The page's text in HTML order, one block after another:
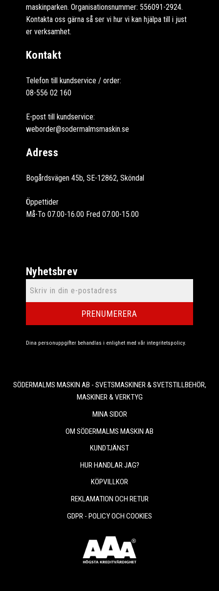
maskinparken. Organisationsnummer: 556091-2924.
Kontakta oss gärna så ser vi hur vi kan hjälpa till i just
er verksamhet.
Kontakt
Telefon till kundservice / order:
08-556 02 160
E-post till kundservice:
weborder@sodermalmsmaskin.se
Adress
Bogårdsvägen 45b, SE-12862, Sköndal
Öppettider
Må-To 07.00-16.00 Fred 07.00-15.00
Nyhetsbrev
PRENUMERERA
Dina personuppgifter behandlas i enlighet med vår integritetspolicy.
SÖDERMALMS MASKIN AB - SVETSMASKINER & SVETSTILLBEHÖR,
MASKINER & VERKTYG
MINA SIDOR
OM SÖDERMALMS MASKIN AB
KUNDTJÄNST
HUR HANDLAR JAG?
KÖPVILLKOR
REKLAMATION OCH RETUR
GDPR - POLICY OCH COOKIES